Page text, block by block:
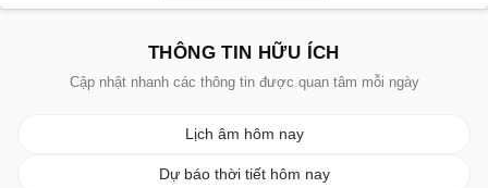
THÔNG TIN HỮU ÍCH
Cập nhật nhanh các thông tin được quan tâm mỗi ngày
Lịch âm hôm nay
Dự báo thời tiết hôm nay